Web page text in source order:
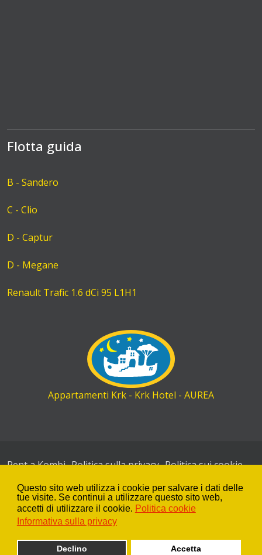
Questo sito web utilizza i cookie per salvare i dati delle
tue visite. Se continui a utilizzare questo sito web,
accetti di utilizzare il cookie. Politica cookie
Informativa sulla privacy
Declino Accetta
Flotta guida
B - Sandero
C - Clio
D - Captur
D - Megane
Renault Trafic 1.6 dCi 95 L1H1
Appartamenti Krk - Krk Hotel - AUREA
Rent a Kombi Politica sulla privacy Politica sui cookie
SiteMap
Rent a car KRK-Zagrebačka 28- 51500 Krk - Croatia
Gsm: +385 98 241 200 | Phone: +385 51 222 565